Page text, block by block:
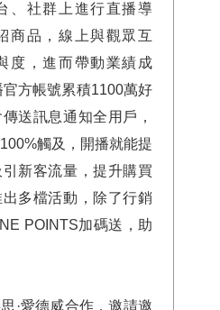
、社群上進行直播導
商品，線上與觀眾互
度，進而帶動業績成
方帳號累積1100萬好
送訊息通知全用戶，
觸及，開播就能提
新客流量，提升購買
多檔活動，除了行銷
POINTS加碼送，助
·愛德威合作，邀請邀